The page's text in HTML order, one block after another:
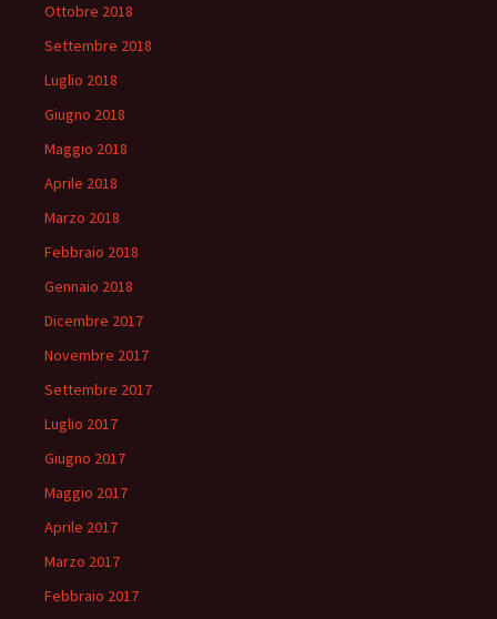
Ottobre 2018
Settembre 2018
Luglio 2018
Giugno 2018
Maggio 2018
Aprile 2018
Marzo 2018
Febbraio 2018
Gennaio 2018
Dicembre 2017
Novembre 2017
Settembre 2017
Luglio 2017
Giugno 2017
Maggio 2017
Aprile 2017
Marzo 2017
Febbraio 2017